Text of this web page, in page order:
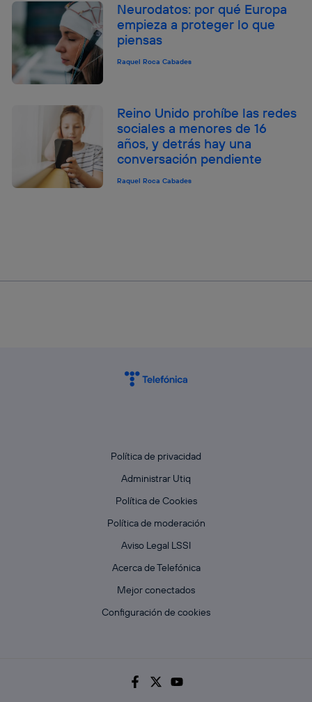
Neurodatos: por qué Europa
empieza a proteger lo que
piensas
Raquel Roca Cabades
Reino Unido prohíbe las redes
sociales a menores de 16
años, y detrás hay una
conversación pendiente
Raquel Roca Cabades
Política de privacidad
Administrar Utiq
Política de Cookies
Política de moderación
Aviso Legal LSSI
Acerca de Telefónica
Mejor conectados
Configuración de cookies